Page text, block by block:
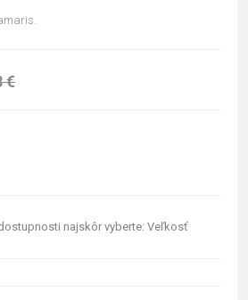
€
najskôr vyberte: Veľkosť